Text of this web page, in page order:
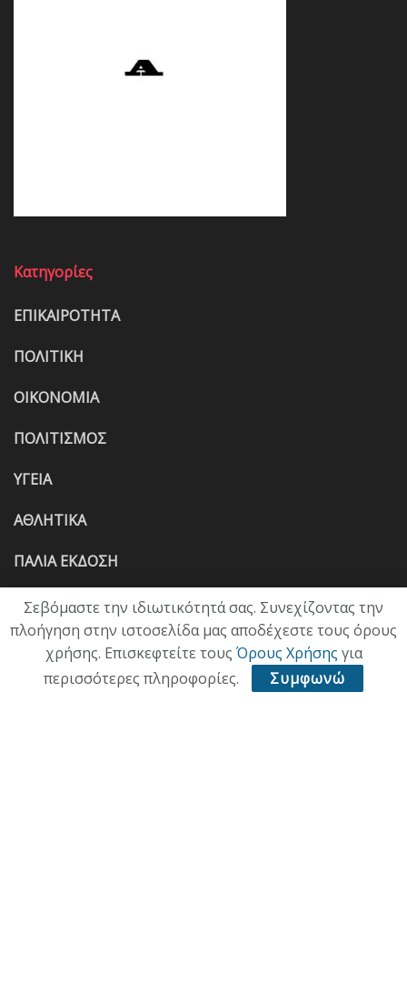
Κατηγορίες
ΕΠΙΚΑΙΡΟΤΗΤΑ
ΠΟΛΙΤΙΚΗ
ΟΙΚΟΝΟΜΙΑ
ΠΟΛΙΤΙΣΜΟΣ
ΥΓΕΙΑ
ΑΘΛΗΤΙΚΑ
ΠΑΛΙΑ ΕΚΔΟΣΗ
Σεβόμαστε την ιδιωτικότητά σας. Συνεχίζοντας την
πλοήγηση στην ιστοσελίδα μας αποδέχεστε τους όρους
χρήσης. Επισκεφτείτε τους Όρους Χρήσης για
περισσότερες πληροφορίες.
Συμφωνώ